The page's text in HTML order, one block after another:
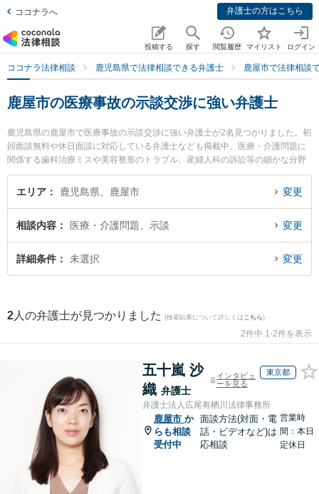
ココナラへ 弁護士の方はこちら
投稿する 探す 閲覧履歴 マイリスト ログイン
ココナラ法律相談 鹿児島県で法律相談できる弁護士 鹿屋市で法律相談
鹿屋市の医療事故の示談交渉に強い弁護士
鹿児島県の鹿屋市で医療事故の示談交渉に強い弁護士が2名見つかりました。初
回面談無料や休日面談に対応している弁護士なども掲載中。医療・介護問題に
関係する歯科治療ミスや美容整形のトラブル、産婦人科の訴訟等の細かな分野
での絞り込み検索もでき便利です。特に堂薗法律事務所の堂薗 広弁護士や弁護
士法人笹川法律事務所 鹿屋支所の笹川 竜伴弁護士のプロフィール情報や弁護士
渉のトラブル解決の実績豊富な近くの弁護士を検索したい』『初回相談無料で
医療事故の示談交渉を法律相談できる鹿屋市内の弁護士に相談予約したい』な
どでお困りの相談者さんにおすすめです。
エリア 鹿児島県、鹿屋市 変更
相談内容 医療・介護問題、示談 変更
詳細条件 未選択 変更
2 人の弁護士が見つかりました (検索結果について詳しくは こちら)
2件中 1-2件を表示
五十嵐 沙
織 弁護士
インタビュ
ーを見る
東京都
弁護士法人広尾有栖川法律事務所
鹿屋市 か
らも相談
受付中
面談方法(対面・電
話・ビデオなど)は
応相談
営業時
間：本日
定休日